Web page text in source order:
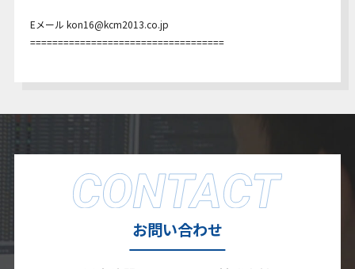
Eメール kon16@kcm2013.co.jp
===================================
お問い合わせ